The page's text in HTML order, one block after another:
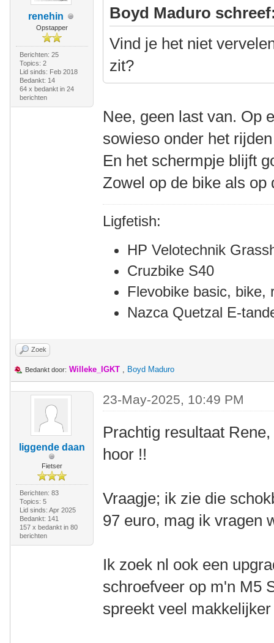
renehin
Opstapper
Berichten: 25
Topics: 2
Lid sinds: Feb 2018
Bedankt: 14
64 x bedankt in 24
berichten
Boyd Maduro
Vind je het niet
zit?
Nee, geen last van. Op
sowieso onder het
En het schermpje blijft
Zowel op de bike als op
Ligfetish:
HP Velotechnik
Cruzbike S40
Flevobike basic, bike,
Nazca Quetzal E-
Zoek
Bedankt door: Willeke_IGKT , Boyd Maduro
liggende daan
Fietser
Berichten: 83
Topics: 5
Lid sinds: Apr 2025
Bedankt: 141
157 x bedankt in 80
berichten
23-May-2025, 10:49 PM
Prachtig resultaat
hoor !!
Vraagje; ik zie die
97 euro, mag ik vragen
Ik zoek nl ook een
schroefveer op m'n M5
spreekt veel